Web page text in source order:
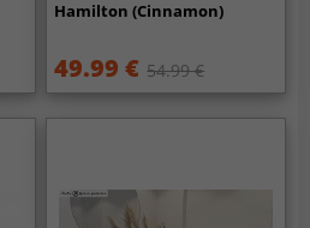
Hamilton (Cinnamon)
49.99 € 54.99 €